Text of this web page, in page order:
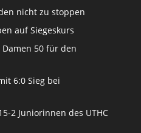
nicht zu stoppen
auf Siegeskurs
50 für den
6:0 Sieg bei
2 Juniorinnen des UTHC